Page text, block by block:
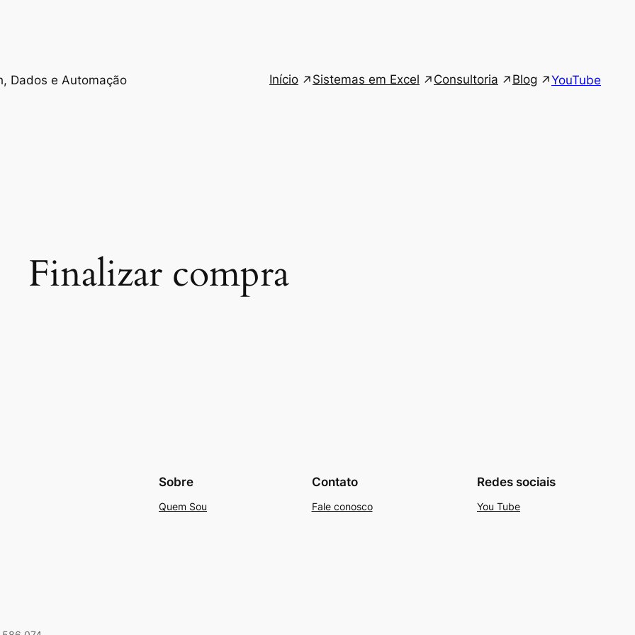
Dados e Automação Início Sistemas em Excel Consultoria Blog YouTube
Finalizar compra
Sobre
Quem Sou
Contato
Fale conosco
Redes sociais
You Tube